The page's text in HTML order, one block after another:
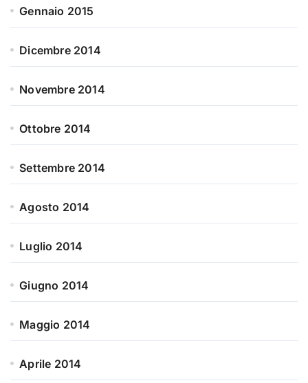
Gennaio 2015
Dicembre 2014
Novembre 2014
Ottobre 2014
Settembre 2014
Agosto 2014
Luglio 2014
Giugno 2014
Maggio 2014
Aprile 2014